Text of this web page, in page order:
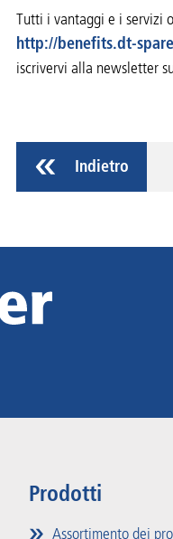
Tutti i vantaggi e i servizi
http://benefits.dt-
iscrivervi alla newsletter
Indietro
Prodotti
Assortimento dei